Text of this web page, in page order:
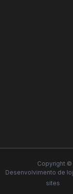
Copyright
Desenvolvimento de
sites